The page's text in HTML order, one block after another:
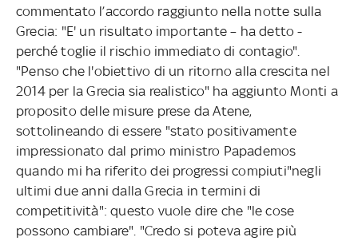
commentato l’accordo raggiunto nella notte sulla
Grecia: "E' un risultato importante – ha detto -
perché toglie il rischio immediato di contagio".
"Penso che l'obiettivo di un ritorno alla crescita nel
2014 per la Grecia sia realistico" ha aggiunto Monti a
proposito delle misure prese da Atene,
sottolineando di essere "stato positivamente
impressionato dal primo ministro Papademos
quando mi ha riferito dei progressi compiuti"negli
ultimi due anni dalla Grecia in termini di
competitività": questo vuole dire che "le cose
possono cambiare". "Credo si poteva agire più